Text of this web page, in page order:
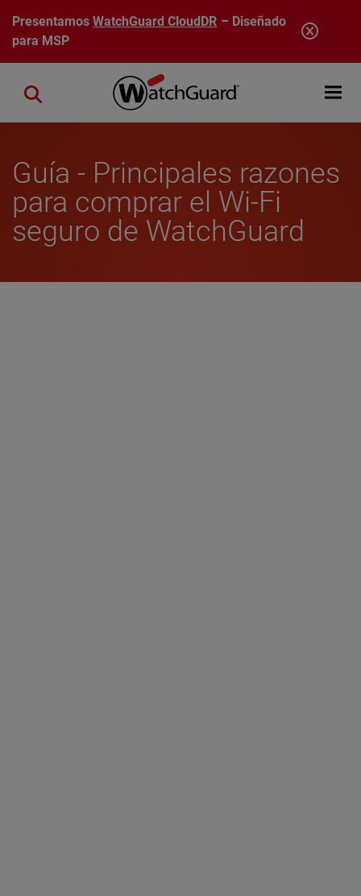
Pasar al contenido principal
PresentamosWatchGuard CloudDR – Diseñado
para MSP
Open
Close search
Guía - Principales razones
para comprar el Wi-Fi
seguro de WatchGuard